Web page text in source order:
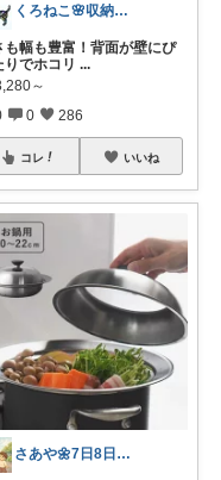
くろねこ🌸収納＆キッチン整理
も幅も豊富！背面が壁にぴ
りでホコリ ...
～
0 286
コレ いいね
さあや🌼7日8日有難うございます